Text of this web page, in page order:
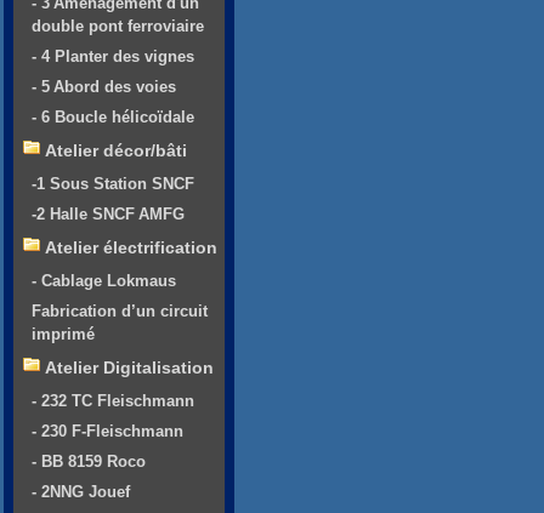
double pont ferroviaire
- 4 Planter des vignes
- 5 Abord des voies
- 6 Boucle hélicoïdale
Atelier décor/bâti
-1 Sous Station SNCF
-2 Halle SNCF AMFG
Atelier électrification
- Cablage Lokmaus
Fabrication d’un circuit
imprimé
Atelier Digitalisation
- 232 TC Fleischmann
- 230 F-Fleischmann
- BB 8159 Roco
- 2NNG Jouef